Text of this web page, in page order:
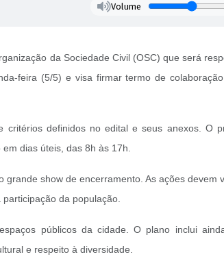
Volume
da Sociedade Civil (OSC) que será
feira (5/5) e visa firmar termo de
critérios definidos no edital e seus anexos. O
dias úteis, das 8h às 17h.
show de encerramento. As ações devem
da população.
públicos da cidade. O plano inclui
e respeito à diversidade.